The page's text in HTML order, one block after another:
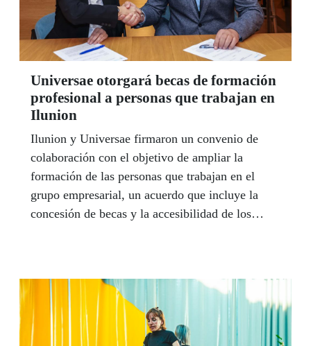
Universae otorgará becas de formación
profesional a personas que trabajan en
Ilunion
Ilunion y Universae firmaron un convenio de
colaboración con el objetivo de ampliar la
formación de las personas que trabajan en el
grupo empresarial, un acuerdo que incluye la
concesión de becas y la accesibilidad de los